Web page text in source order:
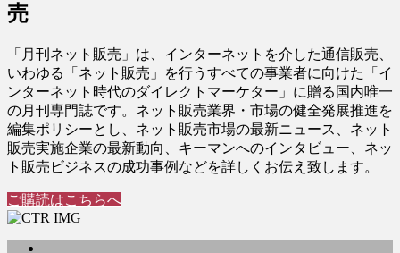
売
「月刊ネット販売」は、インターネットを介した通信販売、
いわゆる「ネット販売」を行うすべての事業者に向けた「イ
ンターネット時代のダイレクトマーケター」に贈る国内唯一
の月刊専門誌です。ネット販売業界・市場の健全発展推進を
編集ポリシーとし、ネット販売市場の最新ニュース、ネット
販売実施企業の最新動向、キーマンへのインタビュー、ネッ
ト販売ビジネスの成功事例などを詳しくお伝え致します。
ご購読はこちらへ